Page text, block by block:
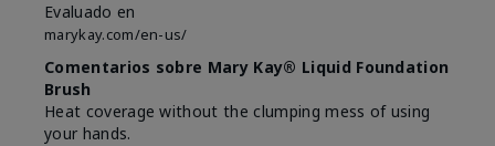
Evaluado en
marykay.com/en-us/
Comentarios sobre Mary Kay® Liquid Foundation
Brush
Heat coverage without the clumping mess of using
your hands.